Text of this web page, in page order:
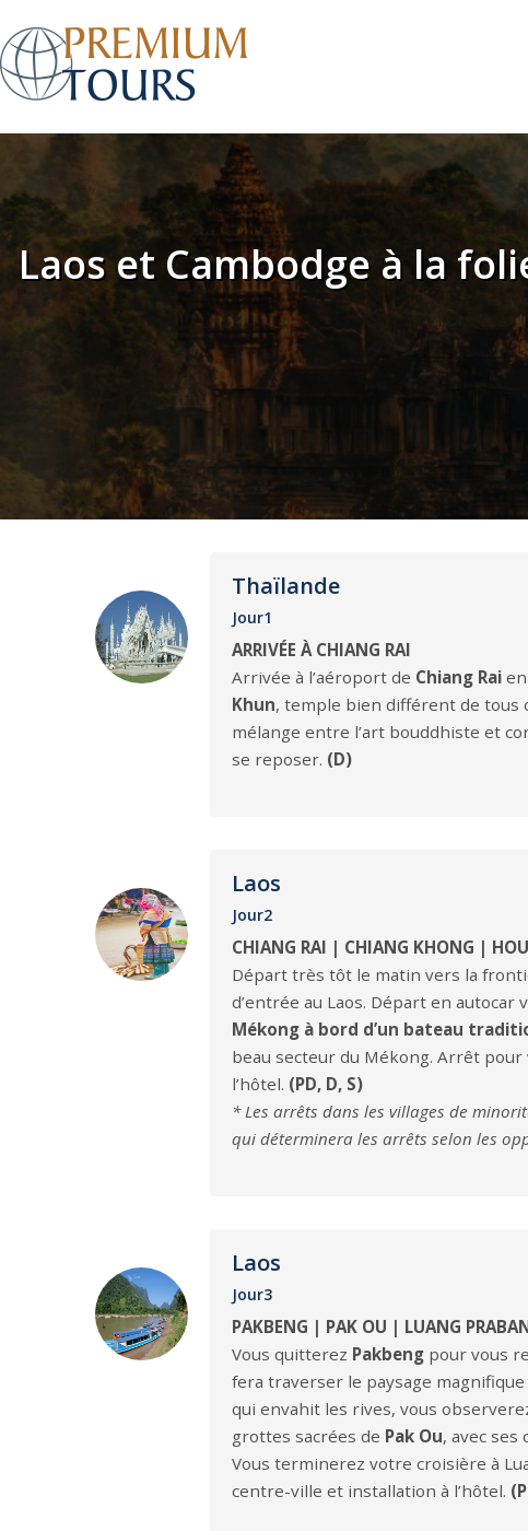
Laos et Cambodge à la
Thaïlande
Jour1
ARRIVÉE À CHIANG RAI
Arrivée à l’aéroport de Chiang Rai
Khun, temple bien différent de tous
mélange entre l’art bouddhiste et
se reposer. (D)
Laos
Jour2
CHIANG RAI | CHIANG KHONG |
Départ très tôt le matin vers la
d’entrée au Laos. Départ en autocar
Mékong à bord d’un bateau
beau secteur du Mékong. Arrêt
l’hôtel. (PD, D, S)
* Les arrêts dans les villages de
qui déterminera les arrêts selon les
Laos
Jour3
PAKBENG | PAK OU | LUANG
Vous quitterez Pakbeng pour vous
fera traverser le paysage
qui envahit les rives, vous
grottes sacrées de Pak Ou, avec
Vous terminerez votre croisière à
centre-ville et installation à l’hôtel.